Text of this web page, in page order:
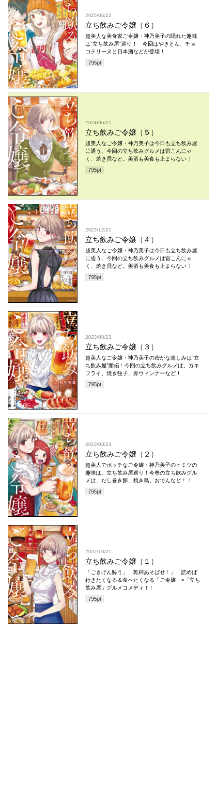
2025/05/22
立ち飲みご令嬢（６）
超美人な美食家ご令嬢・神乃美子の隠れた趣味
は“立ち飲み屋”巡り！ 今回はやきとん、チョ
コテリーヌと日本酒などが登場！
795pt
2024/06/21
立ち飲みご令嬢（５）
超美人なご令嬢・神乃美子は今日も立ち飲み屋
に通う。今回の立ち飲みグルメは雷こんにゃ
く、焼き貝など。美酒も美食も止まらない！
795pt
2023/12/21
立ち飲みご令嬢（４）
超美人なご令嬢・神乃美子は今日も立ち飲み屋
に通う。今回の立ち飲みグルメは雷こんにゃ
く、焼き貝など。美酒も美食も止まらない！
795pt
2023/08/23
立ち飲みご令嬢（３）
超美人なご令嬢・神乃美子の密かな楽しみは“立
ち飲み屋”開拓！今回の立ち飲みグルメは、カキ
フライ、焼き餃子、赤ウィンナーなど！
795pt
2023/03/23
立ち飲みご令嬢（２）
超美人でボッチなご令嬢・神乃美子のヒミツの
趣味は、立ち飲み屋巡り！今巻の立ち飲みグル
メは、だし巻き卵、焼き鳥、おでんなど！！
795pt
2022/10/21
立ち飲みご令嬢（１）
「ごきげん酔う」「乾杯あそばせ！」 読めば
行きたくなる＆食べたくなる「ご令嬢」×「立ち
飲み屋」グルメコメディ！！
795pt